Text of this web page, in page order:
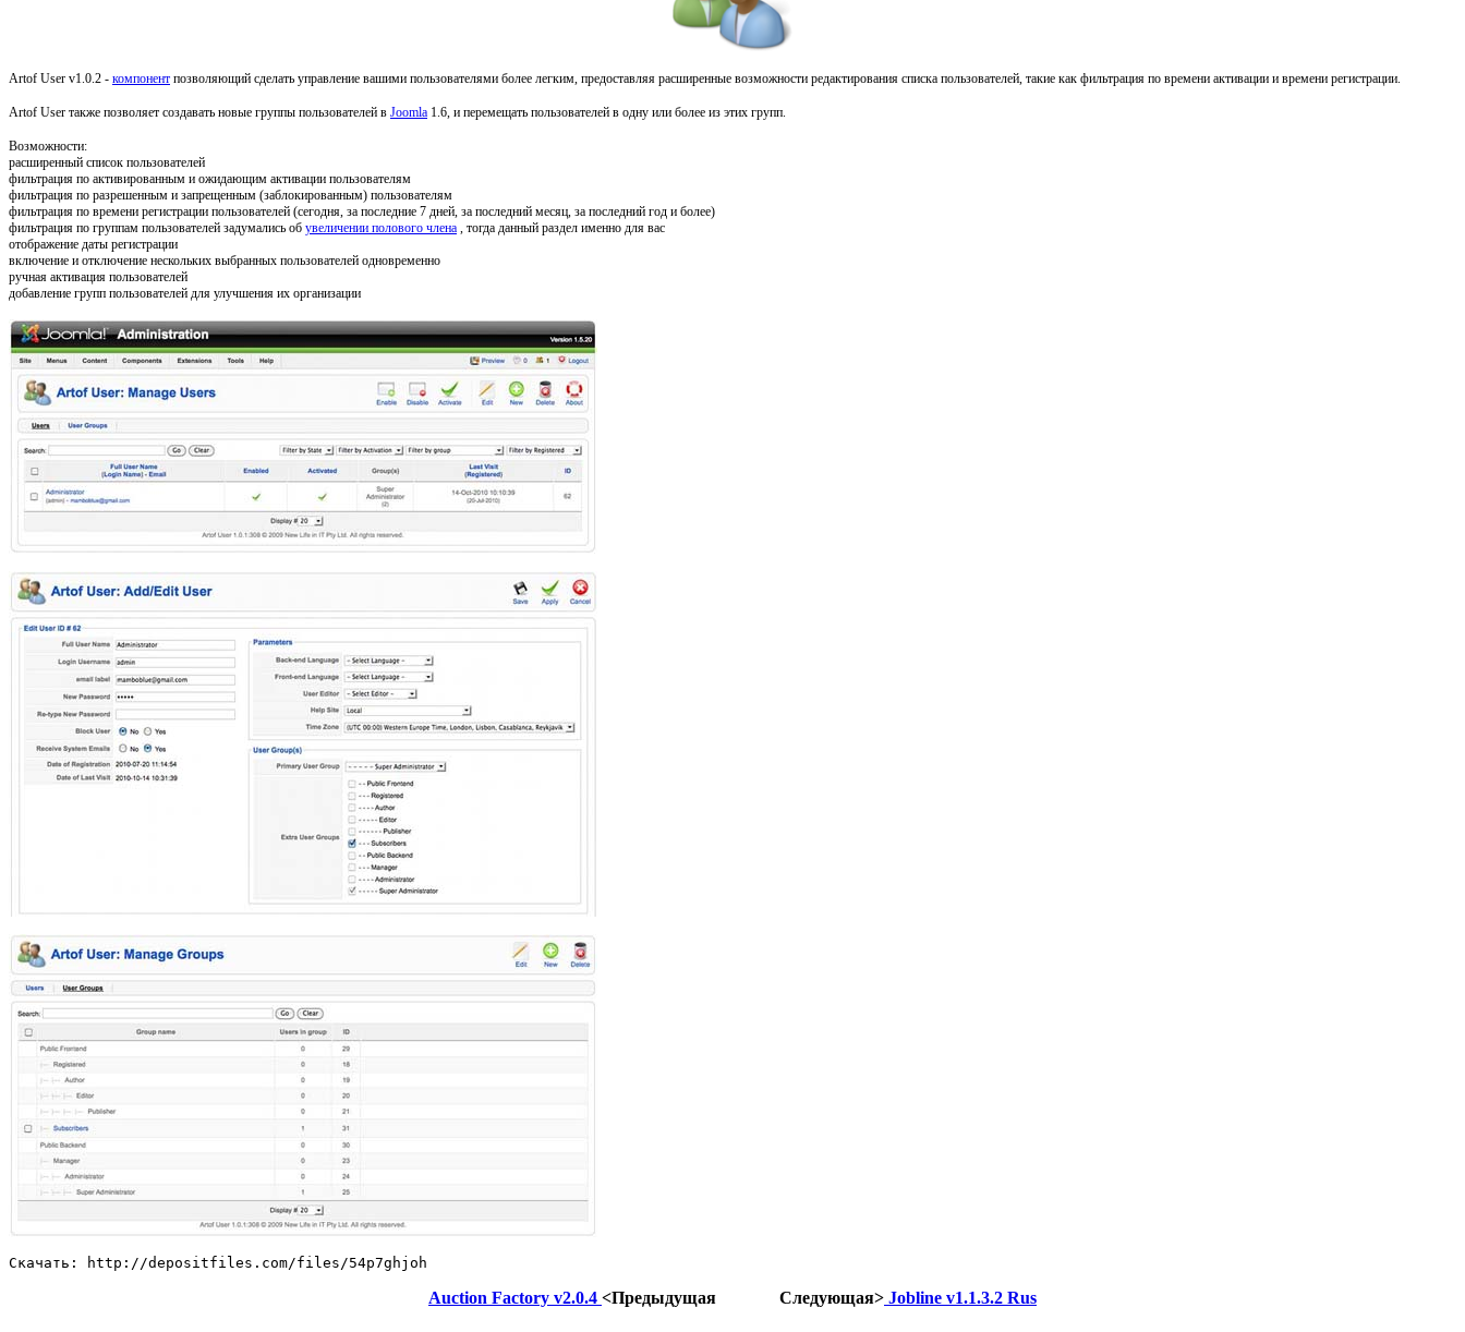
Artof User v1.0.2 - компонент позволяющий сделать управление вашими пользователями более легким, предоставляя расширенные возможности редактирования списка пользователей, такие как фильтрация по времени активации и времени регистрации.
Artof User также позволяет создавать новые группы пользователей в Joomla 1.6, и перемещать пользователей в одну или более из этих групп.
Возможности:
расширенный список пользователей
фильтрация по активированным и ожидающим активации пользователям
фильтрация по разрешенным и запрещенным (заблокированным) пользователям
фильтрация по времени регистрации пользователей (сегодня, за последние 7 дней, за последний месяц, за последний год и более)
фильтрация по группам пользователей задумались об увеличении полового члена , тогда данный раздел именно для вас
отображение даты регистрации
включение и отключение нескольких выбранных пользователей одновременно
ручная активация пользователей
добавление групп пользователей для улучшения их организации
Скачать: http://depositfiles.com/files/54p7ghjoh
Auction Factory v2.0.4 <Предыдущая Следующая> Jobline v1.1.3.2 Rus